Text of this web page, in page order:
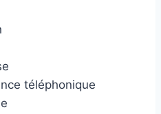
téléphonique